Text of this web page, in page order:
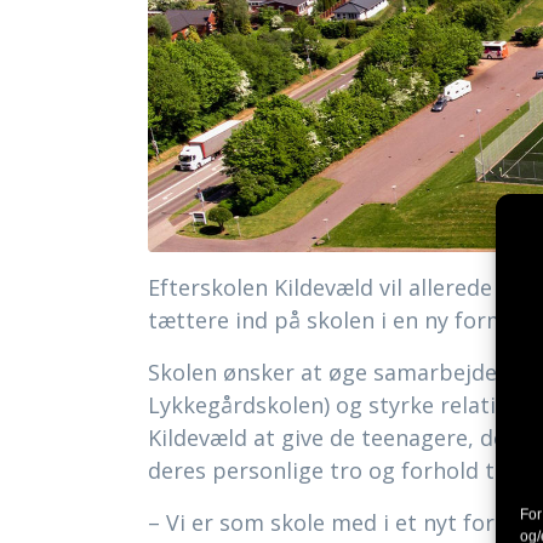
Efterskolen Kildevæld vil allerede fra
tættere ind på skolen i en ny form.
Skolen ønsker at øge samarbejdet
Lykkegårdskolen) og styrke
Kildevæld at give de teenagere, der
deres personlige tro og forhold til
– Vi er som skole med i et nyt